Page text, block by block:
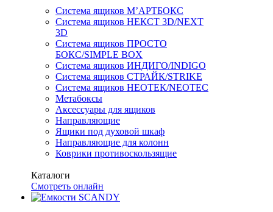
Система ящиков М’АРТБОКС
Система ящиков НЕКСТ 3D/NEXT
3D
Система ящиков ПРОСТО
БОКС/SIMPLE BOX
Система ящиков ИНДИГО/INDIGO
Система ящиков СТРАЙК/STRIKE
Система ящиков НЕОТЕК/NEOTEC
Метабоксы
Аксессуары для ящиков
Направляющие
Ящики под духовой шкаф
Направляющие для колонн
Коврики противоскользящие
Каталоги
Смотреть онлайн